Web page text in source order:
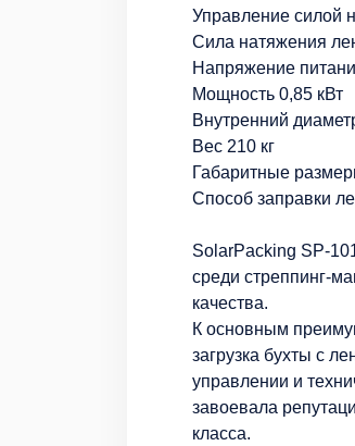
Управление силой
Сила натяжения
Напряжение
Мощность 0,85 кВт
Внутренний
Вес 210 кг
Габаритные
Способ заправки
SolarPacking SP-
среди стреппинг-
качества.
К основным
загрузка бухты с
управлении и
завоевала
класса.